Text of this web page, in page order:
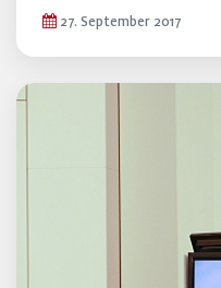
27. September 2017